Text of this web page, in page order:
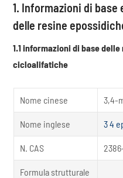
1. Informazioni di
delle resine
1.1 informazioni di base
cicloalifatiche
Nome cinese 3,4-
Nome inglese 3 4
N. CAS
Formula strutturale